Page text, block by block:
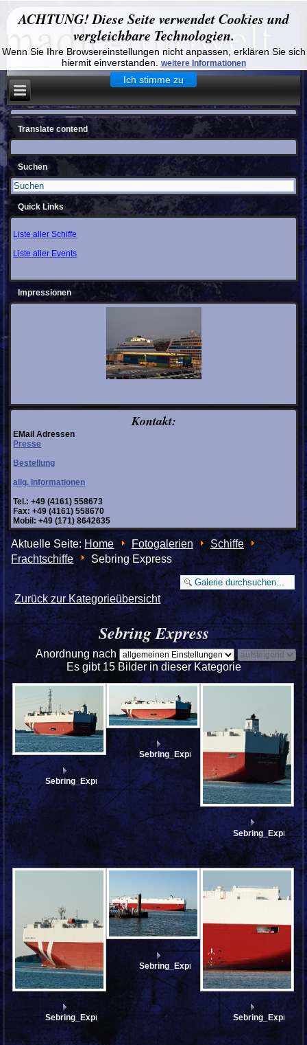
ACHTUNG! Diese Seite verwendet Cookies und
vergleichbare Technologien.
Wenn Sie Ihre Browsereinstellungen nicht anpassen, erklären Sie sich
hiermit einverstanden.
weitere Informationen
Ich stimme zu
Translate contend
Suchen
Quick Links
Liste aller Schiffe
Liste aller Events
Impressionen
Kontakt:
EMail Adressen
Presse
Bestellung
allg. Informationen
Tel.: +49 (4161) 558673
Fax: +49 (4161) 558670
Mobil: +49 (171) 8642635
Aktuelle Seite:Home Fotogalerien
Schiffe
Frachtschiffe
Sebring Express
Zurück zur Kategorieübersicht
Sebring Express
Anordnung nach
Es gibt 15 Bilder in dieser Kategorie
Sebring_Express_AA135153
Sebring_Express_AA135151_stitch
Sebring_Express_AA135150
Sebring_Express_AA135145